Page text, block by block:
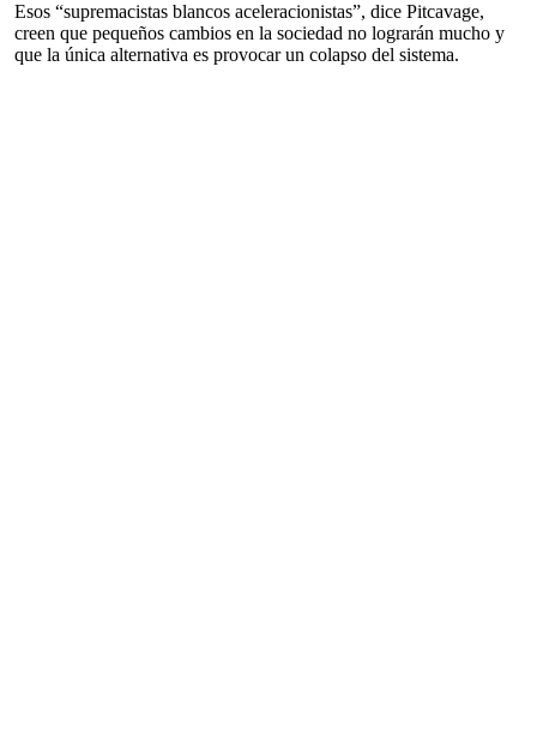
Esos “supremacistas blancos aceleracionistas”, dice Pitcavage,
creen que pequeños cambios en la sociedad no lograrán mucho y
que la única alternativa es provocar un colapso del sistema.